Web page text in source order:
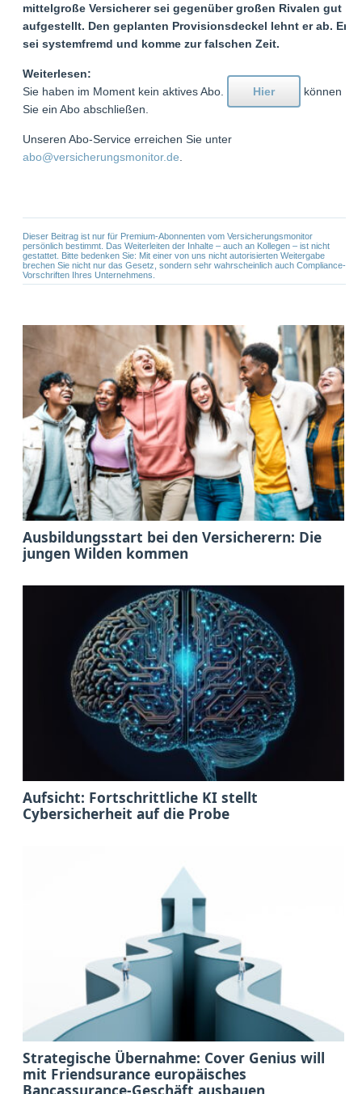
mittelgroße Versicherer sei gegenüber großen Rivalen gut
aufgestellt. Den geplanten Provisionsdeckel lehnt er ab. Er
sei systemfremd und komme zur falschen Zeit.
Weiterlesen:
Sie haben im Moment kein aktives Abo.
Hier
können
Sie ein Abo abschließen.
Unseren Abo-Service erreichen Sie unter
abo@versicherungsmonitor.de
Dieser Beitrag ist nur für Premium-Abonnenten vom Versicherungsmonitor
persönlich bestimmt. Das Weiterleiten der Inhalte – auch an Kollegen – ist nicht
gestattet. Bitte bedenken Sie: Mit einer von uns nicht autorisierten Weitergabe
brechen Sie nicht nur das Gesetz, sondern sehr wahrscheinlich auch Compliance-
Vorschriften Ihres Unternehmens.
Ausbildungsstart bei den Versicherern: Die
jungen Wilden kommen
Aufsicht: Fortschrittliche KI stellt
Cybersicherheit auf die Probe
Strategische Übernahme: Cover Genius will
mit Friendsurance europäisches
Bancassurance-Geschäft ausbauen